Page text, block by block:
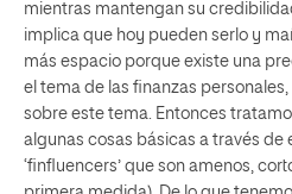
mientras mantengan su
implica que hoy pueden serlo y
más espacio porque existe una
el tema de las finanzas
sobre este tema. Entonces
algunas cosas básicas a través de
‘finfluencers’ que son amenos,